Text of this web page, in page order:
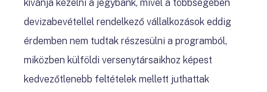
kívánja kezelni a jegybank, mivel a többségében
devizabevétellel rendelkező vállalkozások eddig
érdemben nem tudtak részesülni a programból,
miközben külföldi versenytársaikhoz képest
kedvezőtlenebb feltételek mellett juthattak